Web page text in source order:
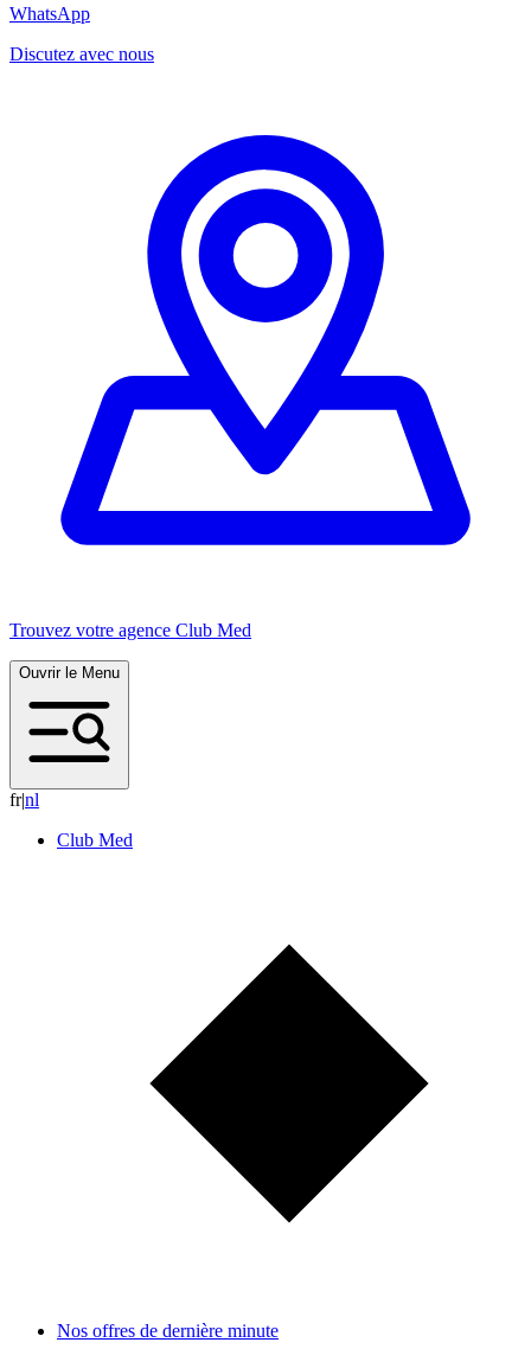
WhatsApp
Discutez avec nous
Trouvez votre agence Club Med
Ouvrir le Menu
fr|nl
Club Med
Nos offres de dernière minute